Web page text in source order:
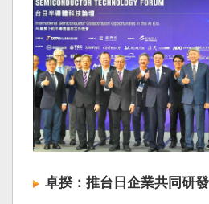
卓揆：推台日企業共同研